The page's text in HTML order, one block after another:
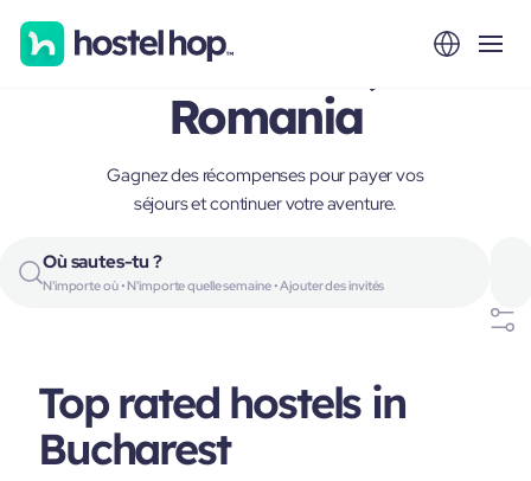
Bucharest,
Romania
Gagnez des récompenses pour payer vos
séjours et continuer votre aventure.
Où sautes-tu ?
N'importe où • N'importe quelle semaine • Ajouter des invités
Top rated hostels in
Bucharest